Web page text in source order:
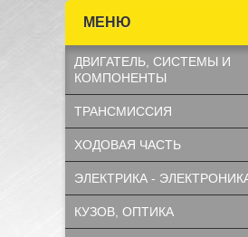
ДВИГАТЕЛЬ, СИСТЕМЫ И
КОМПОНЕНТЫ
ТРАНСМИССИЯ
ХОДОВАЯ ЧАСТЬ
ЭЛЕКТРИКА -
КУЗОВ, ОПТИКА